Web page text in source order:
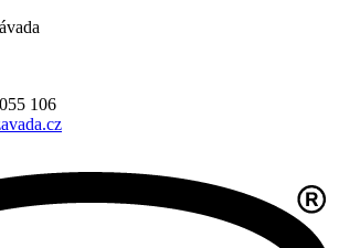
106